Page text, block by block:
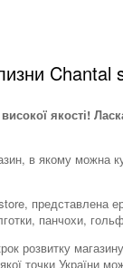
Chantal
якості!
в якому можна
представлена
панчохи,
розвитку
точки України